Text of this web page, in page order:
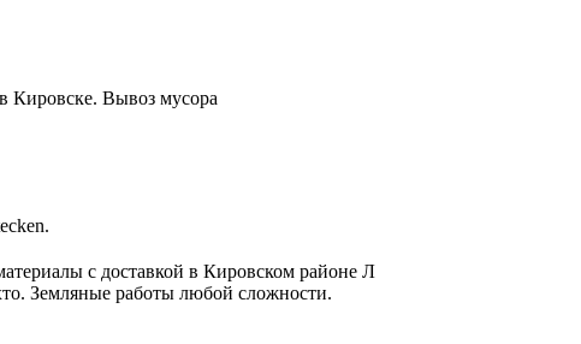
Кировске. Вывоз мусора
с доставкой в Кировском районе Л
Земляные работы любой сложности.